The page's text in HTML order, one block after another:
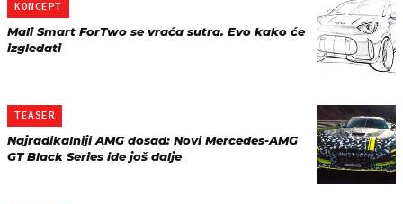
KONCEPT
Mali Smart ForTwo se vraća sutra. Evo kako će
izgledati
TEASER
Najradikalniji AMG dosad: Novi Mercedes-AMG
GT Black Series ide još dalje